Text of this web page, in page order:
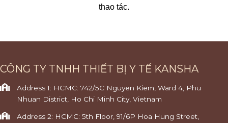
thao tác.
CÔNG TY TNHH THIẾT BỊ Y TẾ KANSHA
Address 1: HCMC: 742/5C Nguyen Kiem, Ward 4, Phu
Nhuan District, Ho Chi Minh City, Vietnam
Address 2: HCMC: 5th Floor, 91/6P Hoa Hung Street,